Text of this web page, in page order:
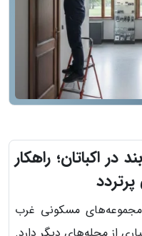
اکباتان؛ راهکار
مجموعه‌های مسکونی غرب